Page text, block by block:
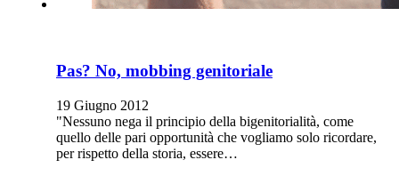
Pas? No, mobbing genitoriale
19 Giugno 2012
"Nessuno nega il principio della bigenitorialità, come
quello delle pari opportunità che vogliamo solo ricordare,
per rispetto della storia, essere…